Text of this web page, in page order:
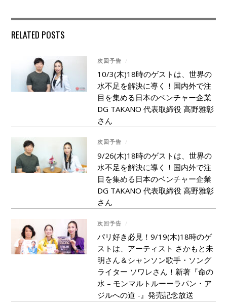
RELATED POSTS
次回予告 /
10/3(木)18時のゲストは、世界の
水不足を解決に導く！国内外で注
目を集める日本のベンチャー企業
DG TAKANO 代表取締役 高野雅彰
さん
次回予告 /
9/26(木)18時のゲストは、世界の
水不足を解決に導く！国内外で注
目を集める日本のベンチャー企業
DG TAKANO 代表取締役 高野雅彰
さん
次回予告 /
パリ好き必見！9/19(木)18時のゲ
ストは、アーティスト さかもと未
明さん＆シャンソン歌手・ソング
ライター ソワレさん！新著『命の
水 – モンマルトルーーラパン・ア
ジルへの道 -』発売記念放送